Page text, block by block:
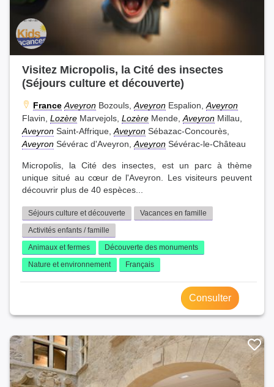
Visitez Micropolis, la Cité des insectes
(Séjours culture et découverte)
France Aveyron Bozouls,Aveyron Espalion,Aveyron
Flavin, Lozère Marvejols, Lozère Mende,Aveyron Millau,
Aveyron Saint-Affrique,Aveyron Sébazac-Concourès,
Aveyron Sévérac d'Aveyron,Aveyron Sévérac-le-Château
Micropolis, la Cité des insectes, est un parc à thème
unique situé au cœur de l'Aveyron. Les visiteurs peuvent
découvrir plus de 40 espèces...
Séjours culture et découverte
Vacances en famille
Activités enfants / famille
Animaux et fermes
Découverte des monuments
Nature et environnement
Français
Consulter